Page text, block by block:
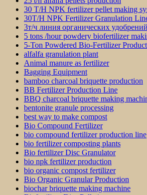
30 T/H NPK fertilizer pellet making
30T/H NPK Fertilizer Granulation
3т/ч линия органических удобрений
5 tons /hour powdery biofertilizer
5-Ton Powdered Bio-Fertilizer
alfalfa granulation plant
Animal manure as fertilizer
Bagging Equipment
bamboo charcoal briquette production
BB Fertilizer Production Line
BBQ charcoal briquette making
bentonite granule processing
best way to make compost
Bio Compound Fertilizer
bio compound fertilizer production line
bio fertilizer composting plants
Bio fertilizer Disc Granulator
bio npk fertilizer production
bio organic compost fertilizer
Bio Organic Granular Production
biochar briquette making machine